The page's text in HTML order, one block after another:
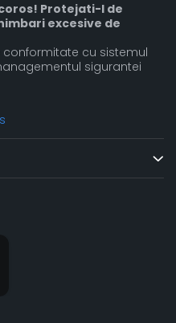
Protejati-l de
excesive de
cu sistemul
sigurantei